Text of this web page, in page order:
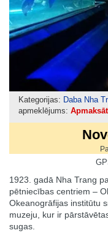
Kategorijas: Daba Nha
apmeklējums:
1923. gadā Nha Trang
pētniecības centriem –
Okeanogrāfijas institūtu
muzeju, kur ir
sugas.